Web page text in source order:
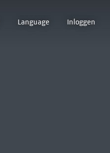
Language Inloggen